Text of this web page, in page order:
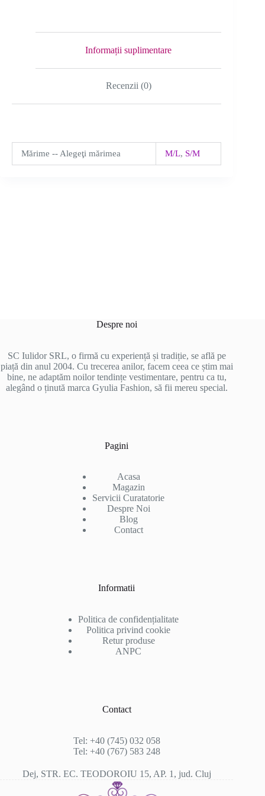
Informații suplimentare
Recenzii (0)
Mărime -- Alegeţi mărimea M/L, S/M
Despre noi
SC Iulidor SRL, o firmă cu experiență și tradiție, se află pe
piață din anul 2004. Cu trecerea anilor, facem ceea ce știm mai
bine, ne adaptăm noilor tendințe vestimentare, pentru ca tu,
alegând o ținută marca Gyulia Fashion, să fii mereu special.
Pagini
Acasa
Magazin
Servicii Curatatorie
Despre Noi
Blog
Contact
Informatii
Politica de confidențialitate
Politica privind cookie
Retur produse
ANPC
Contact
Tel: +40 (745) 032 058
Tel: +40 (767) 583 248
Dej, STR. EC. TEODOROIU 15, AP. 1, jud. Cluj